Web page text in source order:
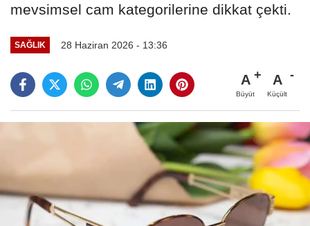
mevsimsel cam kategorilerine dikkat çekti.
SAĞLIK 28 Haziran 2026 - 13:36
A
Büyüt
A
Küçült